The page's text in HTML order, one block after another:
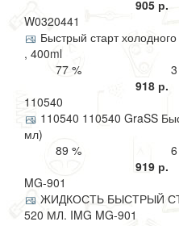
905 р.
W0320441
Быстрый старт
, 400ml
77 %
918 р.
110540
110540 110540 GraSS
мл)
89 %
919 р.
MG-901
ЖИДКОСТЬ БЫСТРЫЙ
520 МЛ. IMG MG-901